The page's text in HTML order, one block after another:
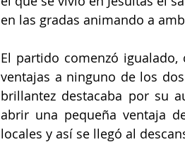
en las gradas animando a
El partido comenzó
ventajas a ninguno de los
brillantez destacaba por su
abrir una pequeña ventaja
locales y así se llegó al